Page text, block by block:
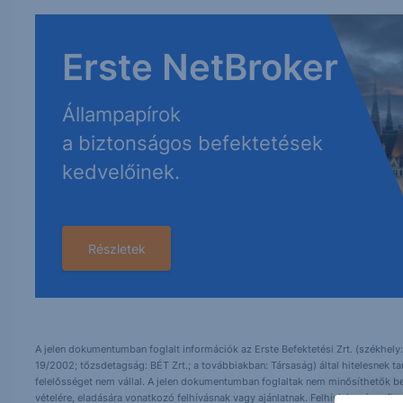
Erste NetBroker
Állampapírok
a biztonságos befektetések
kedvelőinek.
Részletek
A jelen dokumentumban foglalt információk az Erste Befektetési Zrt.
19/2002; tőzsdetagság: BÉT Zrt.; a továbbiakban: Társaság) által hitelesnek
felelősséget nem vállal. A jelen dokumentumban foglaltak nem minősíthetők
vételére, eladására vonatkozó felhívásnak vagy ajánlatnak. Felhívjuk szíves